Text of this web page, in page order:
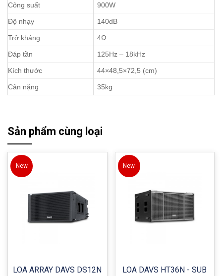
Công suất 900W
Độ nhạy 140dB
Trở kháng 4Ω
Đáp tần 125Hz – 18kHz
Kích thước 44×48,5×72,5 (cm)
Cân nặng 35kg
Sản phẩm cùng loại
New
LOA ARRAY DAVS DS12N
New
LOA DAVS HT36N - SUB